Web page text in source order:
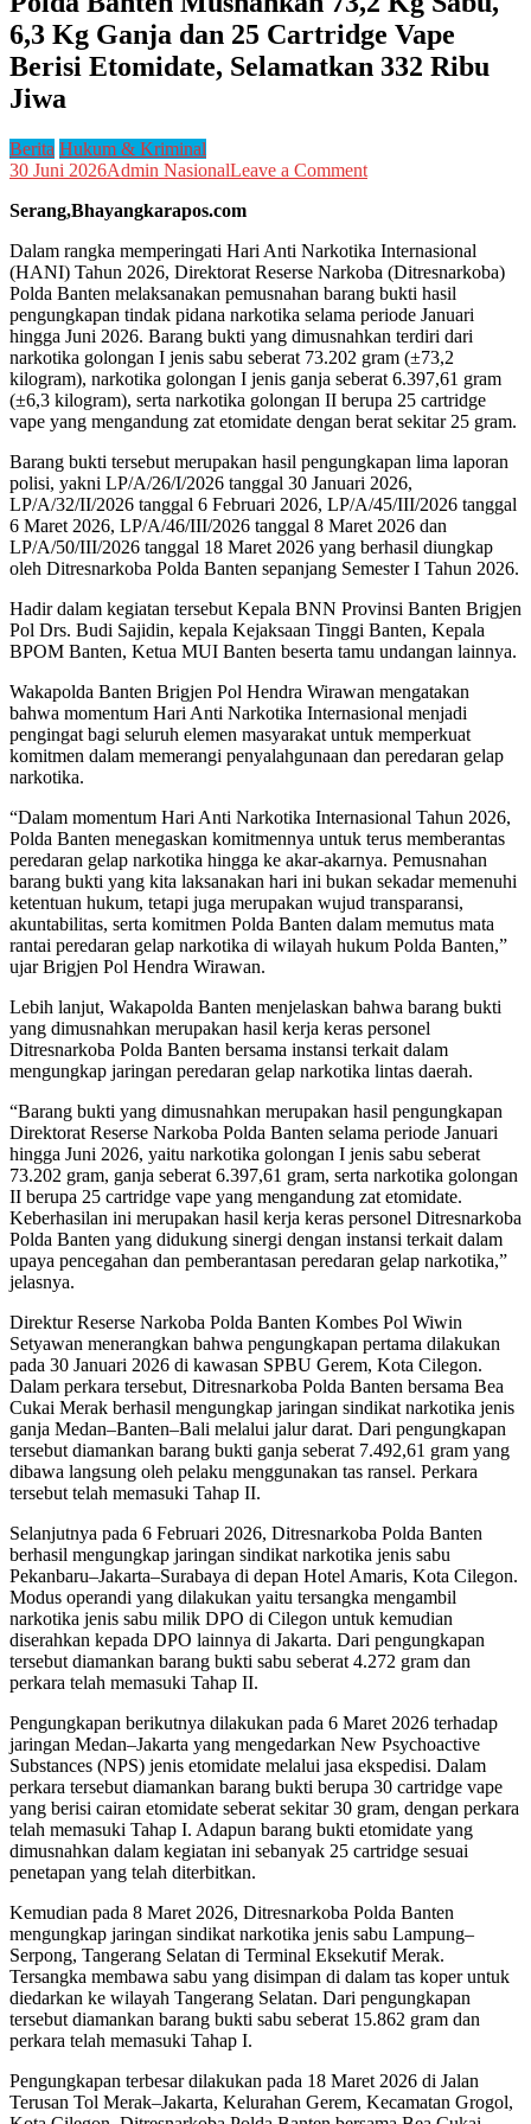
6,3 Kg Ganja dan 25 Cartridge Vape
Berisi Etomidate, Selamatkan 332 Ribu
Jiwa
Berita Hukum & Kriminal
30 Juni 2026Admin NasionalLeave a Commenton
73,2
Kg
Sabu,
6,3
Kg
Ganja
dan
25
Cartridge
Berisi
Etomidate,
Selamatkan
332
Ribu
Jiwa
Serang,Bhayangkarapos.com
Dalam rangka memperingati Hari Anti Narkotika Internasional
(HANI) Tahun 2026, Direktorat Reserse Narkoba (Ditresnarkoba)
Polda Banten melaksanakan pemusnahan barang bukti hasil
pengungkapan tindak pidana narkotika selama periode Januari
hingga Juni 2026. Barang bukti yang dimusnahkan terdiri dari
narkotika golongan I jenis sabu seberat 73.202 gram (±73,2
kilogram), narkotika golongan I jenis ganja seberat 6.397,61 gram
(±6,3 kilogram), serta narkotika golongan II berupa 25 cartridge
vape yang mengandung zat etomidate dengan berat sekitar 25 gram.
Barang bukti tersebut merupakan hasil pengungkapan lima laporan
polisi, yakni LP/A/26/I/2026 tanggal 30 Januari 2026,
LP/A/32/II/2026 tanggal 6 Februari 2026, LP/A/45/III/2026 tanggal
6 Maret 2026, LP/A/46/III/2026 tanggal 8 Maret 2026 dan
LP/A/50/III/2026 tanggal 18 Maret 2026 yang berhasil diungkap
oleh Ditresnarkoba Polda Banten sepanjang Semester I Tahun 2026.
Hadir dalam kegiatan tersebut Kepala BNN Provinsi Banten Brigjen
Pol Drs. Budi Sajidin, kepala Kejaksaan Tinggi Banten, Kepala
BPOM Banten, Ketua MUI Banten beserta tamu undangan lainnya.
Wakapolda Banten Brigjen Pol Hendra Wirawan mengatakan
bahwa momentum Hari Anti Narkotika Internasional menjadi
pengingat bagi seluruh elemen masyarakat untuk memperkuat
komitmen dalam memerangi penyalahgunaan dan peredaran gelap
narkotika.
“Dalam momentum Hari Anti Narkotika Internasional Tahun 2026,
Polda Banten menegaskan komitmennya untuk terus memberantas
peredaran gelap narkotika hingga ke akar-akarnya. Pemusnahan
barang bukti yang kita laksanakan hari ini bukan sekadar memenuhi
ketentuan hukum, tetapi juga merupakan wujud transparansi,
akuntabilitas, serta komitmen Polda Banten dalam memutus mata
rantai peredaran gelap narkotika di wilayah hukum Polda Banten,”
ujar Brigjen Pol Hendra Wirawan.
Lebih lanjut, Wakapolda Banten menjelaskan bahwa barang bukti
yang dimusnahkan merupakan hasil kerja keras personel
Ditresnarkoba Polda Banten bersama instansi terkait dalam
mengungkap jaringan peredaran gelap narkotika lintas daerah.
“Barang bukti yang dimusnahkan merupakan hasil pengungkapan
Direktorat Reserse Narkoba Polda Banten selama periode Januari
hingga Juni 2026, yaitu narkotika golongan I jenis sabu seberat
73.202 gram, ganja seberat 6.397,61 gram, serta narkotika golongan
II berupa 25 cartridge vape yang mengandung zat etomidate.
Keberhasilan ini merupakan hasil kerja keras personel Ditresnarkoba
Polda Banten yang didukung sinergi dengan instansi terkait dalam
upaya pencegahan dan pemberantasan peredaran gelap narkotika,”
jelasnya.
Direktur Reserse Narkoba Polda Banten Kombes Pol Wiwin
Setyawan menerangkan bahwa pengungkapan pertama dilakukan
pada 30 Januari 2026 di kawasan SPBU Gerem, Kota Cilegon.
Dalam perkara tersebut, Ditresnarkoba Polda Banten bersama Bea
Cukai Merak berhasil mengungkap jaringan sindikat narkotika jenis
ganja Medan–Banten–Bali melalui jalur darat. Dari pengungkapan
tersebut diamankan barang bukti ganja seberat 7.492,61 gram yang
dibawa langsung oleh pelaku menggunakan tas ransel. Perkara
tersebut telah memasuki Tahap II.
Selanjutnya pada 6 Februari 2026, Ditresnarkoba Polda Banten
berhasil mengungkap jaringan sindikat narkotika jenis sabu
Pekanbaru–Jakarta–Surabaya di depan Hotel Amaris, Kota Cilegon.
Modus operandi yang dilakukan yaitu tersangka mengambil
narkotika jenis sabu milik DPO di Cilegon untuk kemudian
diserahkan kepada DPO lainnya di Jakarta. Dari pengungkapan
tersebut diamankan barang bukti sabu seberat 4.272 gram dan
perkara telah memasuki Tahap II.
Pengungkapan berikutnya dilakukan pada 6 Maret 2026 terhadap
jaringan Medan–Jakarta yang mengedarkan New Psychoactive
Substances (NPS) jenis etomidate melalui jasa ekspedisi. Dalam
perkara tersebut diamankan barang bukti berupa 30 cartridge vape
yang berisi cairan etomidate seberat sekitar 30 gram, dengan perkara
telah memasuki Tahap I. Adapun barang bukti etomidate yang
dimusnahkan dalam kegiatan ini sebanyak 25 cartridge sesuai
penetapan yang telah diterbitkan.
Kemudian pada 8 Maret 2026, Ditresnarkoba Polda Banten
mengungkap jaringan sindikat narkotika jenis sabu Lampung–
Serpong, Tangerang Selatan di Terminal Eksekutif Merak.
Tersangka membawa sabu yang disimpan di dalam tas koper untuk
diedarkan ke wilayah Tangerang Selatan. Dari pengungkapan
tersebut diamankan barang bukti sabu seberat 15.862 gram dan
perkara telah memasuki Tahap I.
Pengungkapan terbesar dilakukan pada 18 Maret 2026 di Jalan
Terusan Tol Merak–Jakarta, Kelurahan Gerem, Kecamatan Grogol,